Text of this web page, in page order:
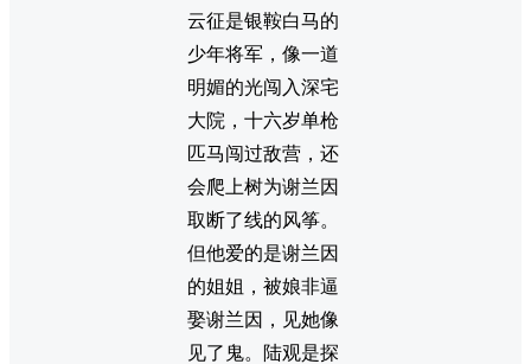
云征是银鞍白马的
少年将军，像一道
明媚的光闯入深宅
大院，十六岁单枪
匹马闯过敌营，还
会爬上树为谢兰因
取断了线的风筝。
但他爱的是谢兰因
的姐姐，被娘非逼
娶谢兰因，见她像
见了鬼。陆观是探